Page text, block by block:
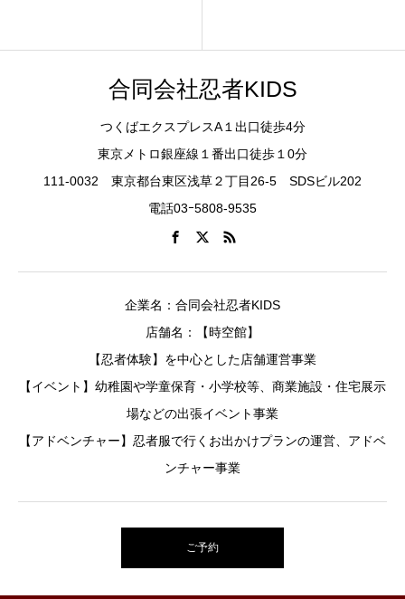
合同会社忍者KIDS
つくばエクスプレスA１出口徒歩4分
東京メトロ銀座線１番出口徒歩１0分
111-0032 東京都台東区浅草２丁目26-5 SDSビル202
電話03ｰ5808-9535
企業名：合同会社忍者KIDS
店舗名：【時空館】
【忍者体験】を中心とした店舗運営事業
【イベント】幼稚園や学童保育・小学校等、商業施設・住宅展示
場などの出張イベント事業
【アドベンチャー】忍者服で行くお出かけプランの運営、アドベ
ンチャー事業
ご予約